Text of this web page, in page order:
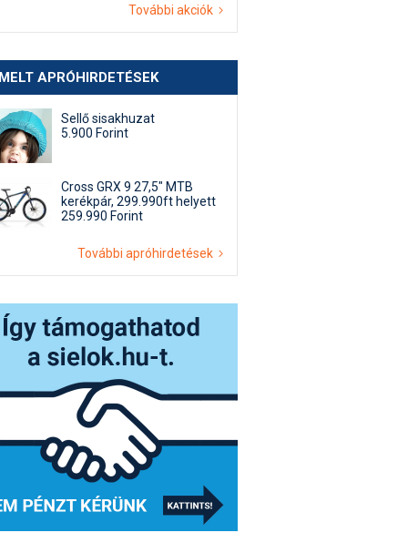
További akciók
APRÓHIRDETÉSEK
Sellő sisakhuzat
5.900 Forint
Cross GRX 9 27,5" MTB
kerékpár, 299.990ft helyett
259.990 Forint
További apróhirdetések